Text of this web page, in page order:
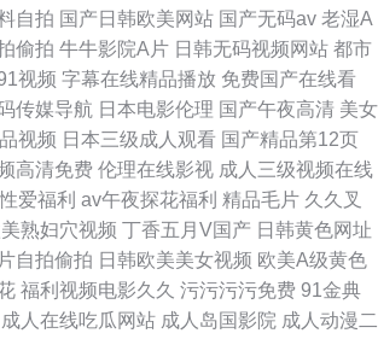
自拍 国产日韩欧美网站 国产无码av 老湿A
偷拍 牛牛影院A片 日韩无码视频网站 都市
视频 字幕在线精品播放 免费国产在线看
传媒导航 日本电影伦理 国产午夜高清 美女
视频 日本三级成人观看 国产精品第12页
高清免费 伦理在线影视 成人三级视频在线
爱福利 av午夜探花福利 精品毛片 久久叉
熟妇穴视频 丁香五月V国产 日韩黄色网址
自拍偷拍 日韩欧美美女视频 欧美A级黄色
福利视频电影久久 污污污污免费 91金典
成人在线吃瓜网站 成人岛国影院 成人动漫二